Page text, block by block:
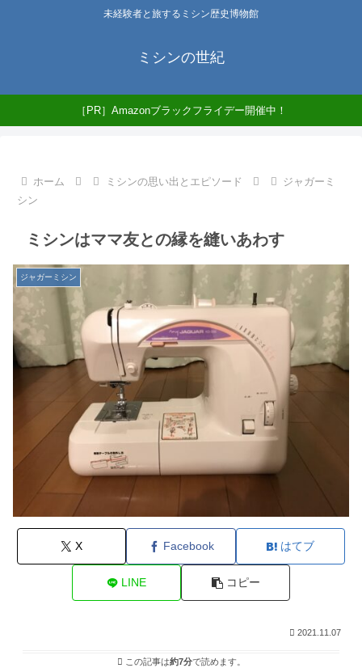
未経験者と旅するミシン歴史博物館
ミシンの世紀
［PR］Amazonブラックフライデー開催中！
ホーム ミシンの思い出とエピソード
ジャガーミ
シン
ミシンはママ友との縁を縫いあわす
ジャガーミシン
X Facebook はてブ
LINE コピー
2021.11.07
この記事は約7分で読めます。